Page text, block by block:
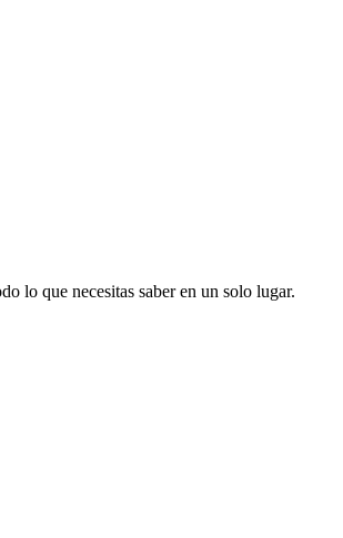
lo que necesitas saber en un solo lugar.